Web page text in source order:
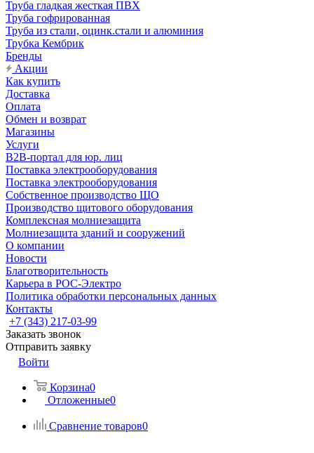
Труба гладкая жесткая ПВХ
Труба гофрированная
Труба из стали, оцинк.стали и алюминия
Трубка Кембрик
Бренды
Акции
Как купить
Доставка
Оплата
Обмен и возврат
Магазины
Услуги
B2B-портал для юр. лиц
Поставка электрооборудования
Поставка электрооборудования
Собственное производство ЩО
Производство щитового оборудования
Комплексная молниезащита
Молниезащита зданий и сооружений
О компании
Новости
Благотворительность
Карьера в РОС-Электро
Политика обработки персональных данных
Контакты
+7 (343) 217-03-99
Заказать звонок
Отправить заявку
Войти
Корзина0
Отложенные0
Сравнение товаров0